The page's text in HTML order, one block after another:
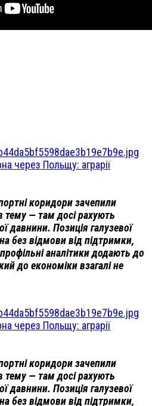
через Польщу: аграрії
коридори зачепили
тему — там досі рахують
давнини. Позиція галузевої
без відмови від підтримки,
аналітики додають до
до економіки взагалі не
через Польщу: аграрії
коридори зачепили
тему — там досі рахують
давнини. Позиція галузевої
без відмови від підтримки,